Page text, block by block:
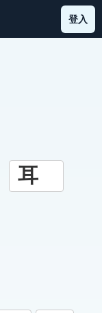
登入
耳